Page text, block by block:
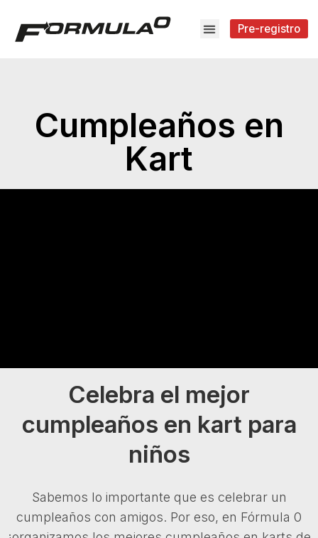
Pre-registro
Cumpleaños en
Kart
Celebra el mejor
cumpleaños en kart para
niños
Sabemos lo importante que es celebrar un
cumpleaños con amigos. Por eso, en Fórmula 0